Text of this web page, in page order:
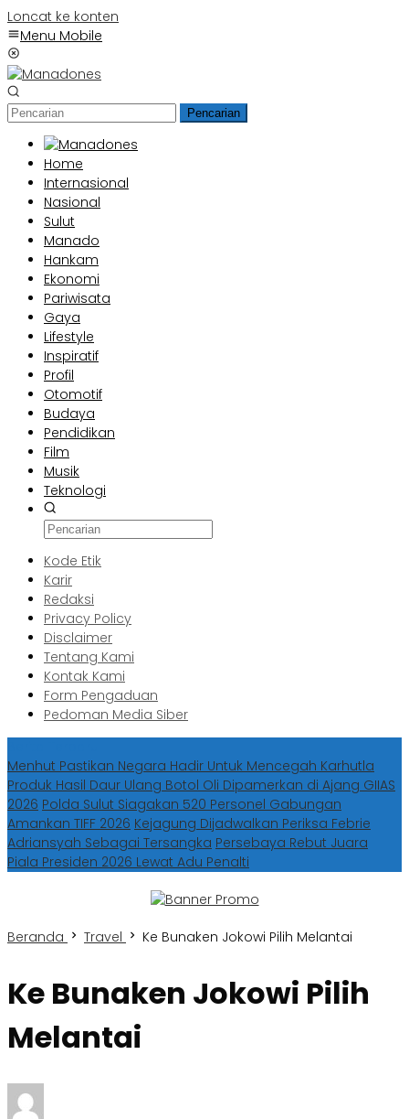
Loncat ke konten
Menu Mobile
Pencarian
Home
Internasional
Nasional
Sulut
Manado
Hankam
Ekonomi
Pariwisata
Gaya
Lifestyle
Inspiratif
Profil
Otomotif
Budaya
Pendidikan
Film
Musik
Teknologi
Kode Etik
Karir
Redaksi
Privacy Policy
Disclaimer
Tentang Kami
Kontak Kami
Form Pengaduan
Pedoman Media Siber
Menhut Pastikan Negara Hadir Untuk Mencegah Karhutla
Produk Hasil Daur Ulang Botol Oli Dipamerkan di Ajang GIIAS
2026 Polda Sulut Siagakan 520 Personel Gabungan
Amankan TIFF 2026 Kejagung Dijadwalkan Periksa Febrie
Adriansyah Sebagai Tersangka Persebaya Rebut Juara
Piala Presiden 2026 Lewat Adu Penalti
Beranda Travel Ke Bunaken Jokowi Pilih Melantai
Ke Bunaken Jokowi Pilih
Melantai